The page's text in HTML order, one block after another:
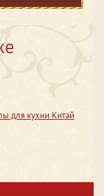
для кухни Китай